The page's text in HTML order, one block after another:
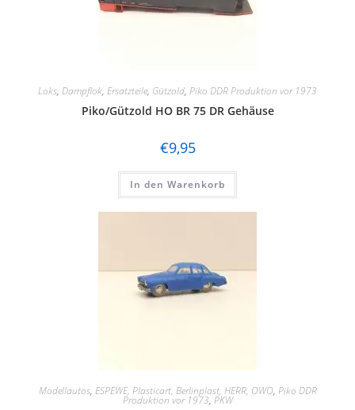
Loks, Dampflok, Ersatzteile, Gützold, Piko DDR Produktion vor 1973
Piko/Gützold HO BR 75 DR Gehäuse
€9,95
In den Warenkorb
Modellautos, ESPEWE, Plasticart, Berlinplast, HERR, OWO, Piko DDR
Produktion vor 1973, PKW